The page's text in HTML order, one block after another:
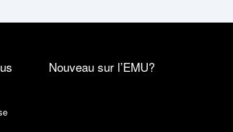
Nouveau sur l’EMU?